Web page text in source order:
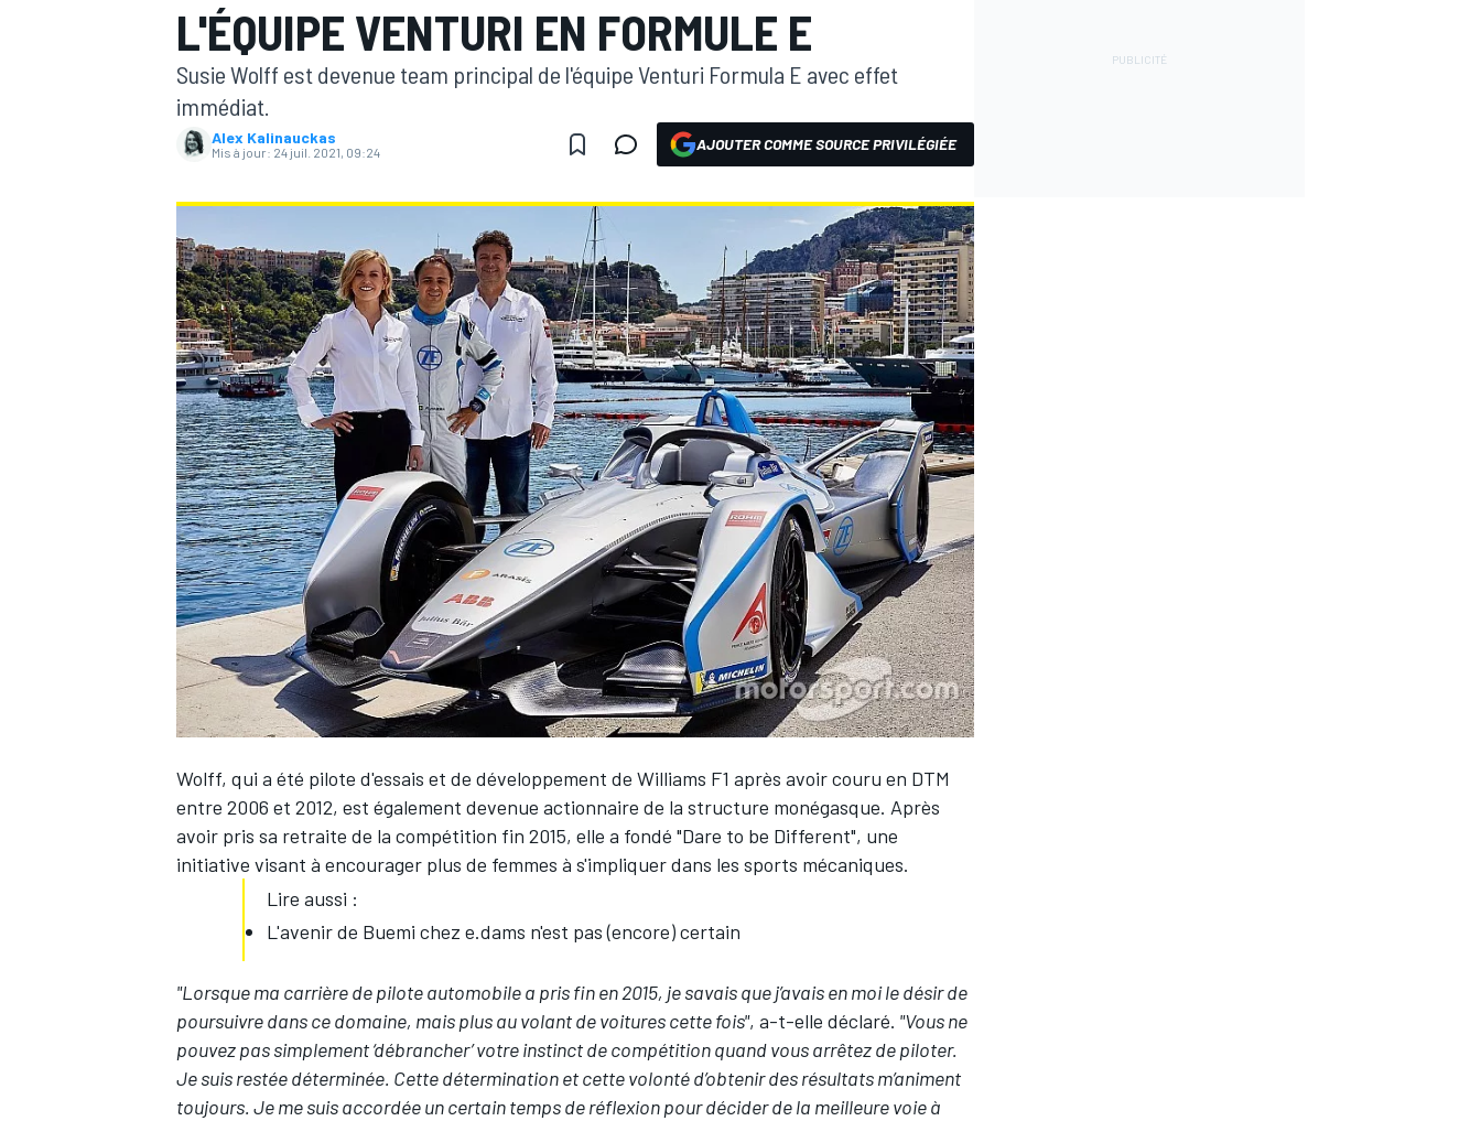
WRC
L'ÉQUIPE VENTURI EN FORMULE E
Susie Wolff est devenue team principal de l'équipe Venturi Formula E avec effet
immédiat.
Alex Kalinauckas
Mis à jour: 24 juil. 2021, 09:24 AJOUTER COMME SOURCE PRIVILÉGIÉE
Wolff, qui a été pilote d'essais et de développement de Williams F1 après avoir couru en DTM
entre 2006 et 2012, est également devenue actionnaire de la structure monégasque. Après
avoir pris sa retraite de la compétition fin 2015, elle a fondé "Dare to be Different", une
initiative visant à encourager plus de femmes à s'impliquer dans les sports mécaniques.
Lire aussi :
L'avenir de Buemi chez e.dams n'est pas (encore) certain
"Lorsque ma carrière de pilote automobile a pris fin en 2015, je savais que j’avais en moi le désir de
poursuivre dans ce domaine, mais plus au volant de voitures cette fois", a-t-elle déclaré. "Vous ne
pouvez pas simplement ‘débrancher’ votre instinct de compétition quand vous arrêtez de piloter.
Je suis restée déterminée. Cette détermination et cette volonté d’obtenir des résultats m’animent
toujours. Je me suis accordée un certain temps de réflexion pour décider de la meilleure voie à